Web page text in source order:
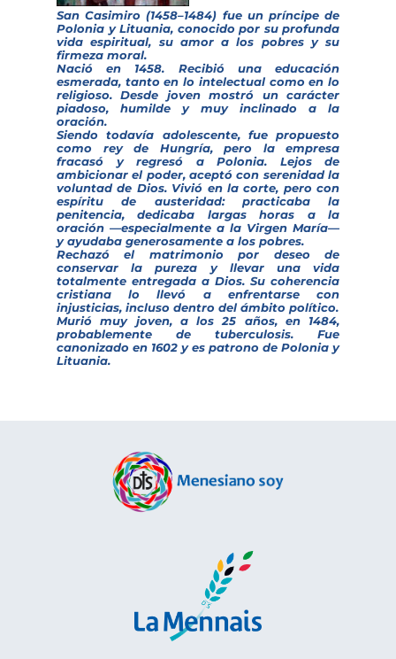
San Casimiro (1458–1484) fue un príncipe de
Polonia y Lituania, conocido por su profunda
vida espiritual, su amor a los pobres y su
firmeza moral.
Nació en 1458. Recibió una educación
esmerada, tanto en lo intelectual como en lo
religioso. Desde joven mostró un carácter
piadoso, humilde y muy inclinado a la
oración.
Siendo todavía adolescente, fue propuesto
como rey de Hungría, pero la empresa
fracasó y regresó a Polonia. Lejos de
ambicionar el poder, aceptó con serenidad la
voluntad de Dios. Vivió en la corte, pero con
espíritu de austeridad: practicaba la
penitencia, dedicaba largas horas a la
oración —especialmente a la Virgen María—
y ayudaba generosamente a los pobres.
Rechazó el matrimonio por deseo de
conservar la pureza y llevar una vida
totalmente entregada a Dios. Su coherencia
cristiana lo llevó a enfrentarse con
injusticias, incluso dentro del ámbito político.
Murió muy joven, a los 25 años, en 1484,
probablemente de tuberculosis. Fue
canonizado en 1602 y es patrono de Polonia y
Lituania.